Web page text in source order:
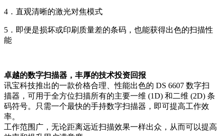
4．直观清晰的激光对焦模式
5．即便是损坏或印刷质量差的条码，也能获得出色的扫描性
能
卓越的数字扫描器，丰厚的技术投资回报
讯宝科技推出的一款价格合理、性能出色的 DS 6607 数字扫
描器，可用于全方位扫描所有的主要一维 (1D) 和二维 (2D) 条
码符号。只需一个最快的手持数字扫描器，即可提高工作效
率。
工作范围广，无论距离远近扫描效果一样出众，从而可以提高